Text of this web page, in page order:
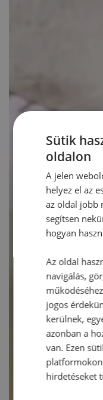
Sütik
oldalon
A jelen
helyez el az
az oldal jobb
segítsen
hogyan
Az oldal
navigálás,
jogos
kerülnek,
azonban a
van. Ezen
hirdetéseket